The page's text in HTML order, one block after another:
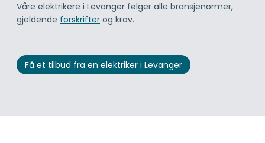
Våre elektrikere i Levanger følger alle bransjenormer,
gjeldende forskrifter og krav.
Få et tilbud fra en elektriker i Levanger